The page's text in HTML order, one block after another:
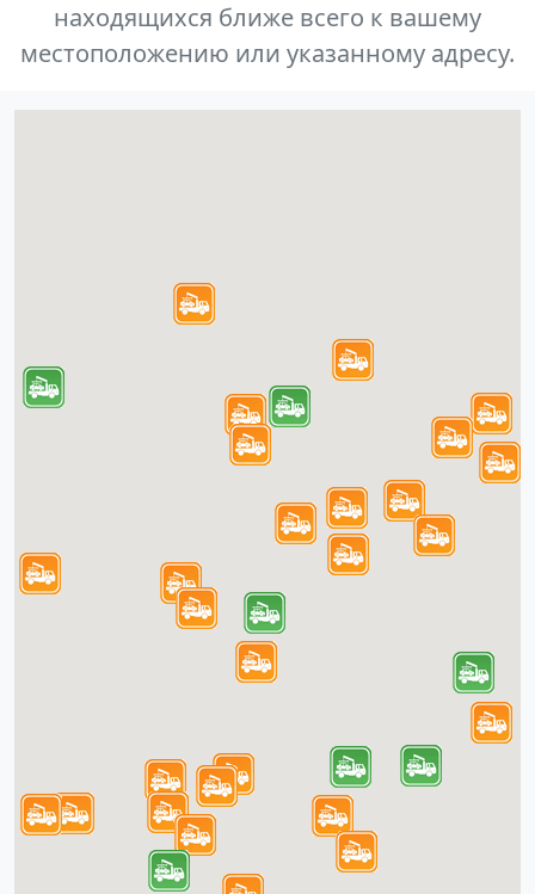
находящихся ближе всего к вашему
местоположению или указанному адресу.